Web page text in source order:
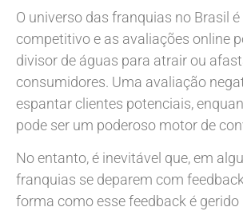
O universo das franquias no Brasil
competitivo e as avaliações online
divisor de águas para atrair ou
consumidores. Uma avaliação
espantar clientes potenciais,
pode ser um poderoso motor de
No entanto, é inevitável que, em
franquias se deparem com
forma como esse feedback é gerido